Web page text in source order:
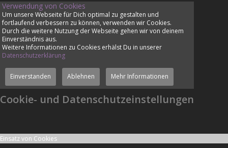
Verwendung von Cookies
Um unsere Webseite für Dich optimal zu gestalten und
fortlaufend verbessern zu können, verwenden wir Cookies.
Durch die weitere Nutzung der Webseite gehen wir von deinem
Einverständnis aus.
Weitere Informationen zu Cookies erhälst Du in unserer
Datenschutzerklärung
Einverstanden Ablehnen Mehr Informationen
Cookie- und Datenschutzeinstellungen
Einsatz von Cookies